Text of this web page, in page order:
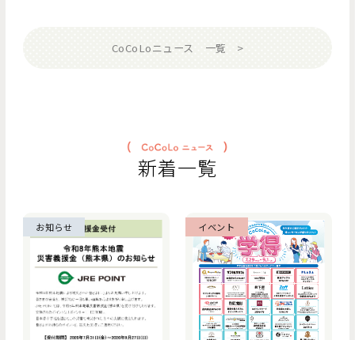
CoCoLoニュース 一覧
新着一覧
お知らせ イベント